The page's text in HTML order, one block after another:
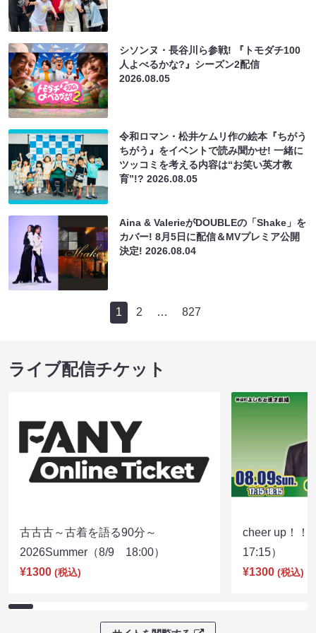
シソンヌ・長谷川ら参戦! 『トモダチ100
人よべるかな?』シーズン2配信
2026.08.05
令和ロマン・松井ケムリ作の絵本『ちがう
ちがう』をイベントで読み聞かせ! 一緒に
ツッコミを考える内容は“お笑い英才教
育”!?2026.08.05
Aina & ValerieがDOUBLEの「Shake」を
カバー! 8月5日に配信＆MVプレミア公開
決定!2026.08.04
1 2 … 827
ライブ配信チケット
古古古～古着を語る90分～
2026Summer（8/9 18:00）
¥1300 (税込)
cheer up！
17:15）
¥1300 (税込)